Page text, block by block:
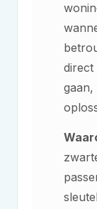
direct
gaan,